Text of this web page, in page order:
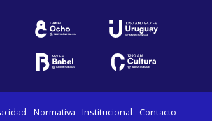
Normativa Institucional Contacto